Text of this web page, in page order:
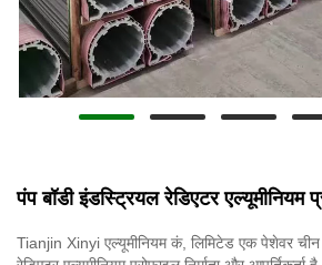
पंप बॉडी इंडस्ट्रियल रेडिएटर एल्यूमीनियम
Tianjin Xinyi एल्यूमीनियम कं, लिमिटेड एक पेशेवर चीन